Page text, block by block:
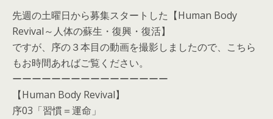
先週の土曜日から募集スタートした【Human Body
Revival～人体の蘇生・復興・復活】
ですが、序の３本目の動画を撮影しましたので、こちら
もお時間あればご覧ください。
ーーーーーーーーーーーーーーーー
【Human Body Revival】
序03「習慣＝運命」